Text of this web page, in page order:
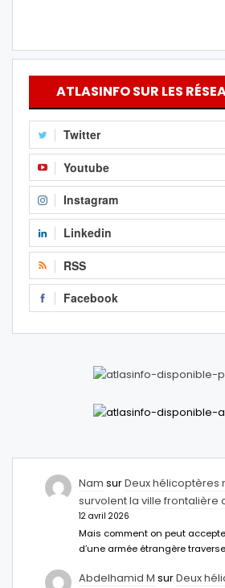
ATLASINFO SUR LES
Twitter
Youtube
Instagram
Linkedin
RSS
Facebook
Nam surDeux hélicoptères
survolent la ville frontalière
12 avril 2026
Mais comment on peut
d’une armée étrangère
Abdelhamid M surDeux